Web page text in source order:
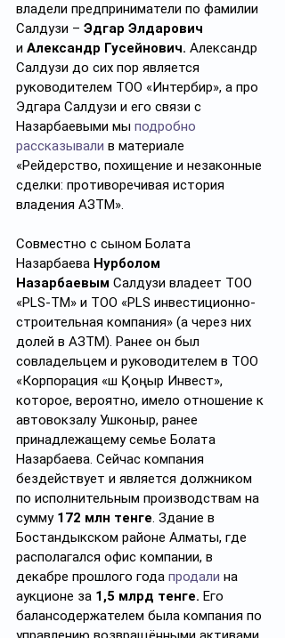
владели предприниматели по фамилии
Салдузи – Эдгар Элдарович
и Александр Гусейнович. Александр
Салдузи до сих пор является
руководителем ТОО «Интербир», а про
Эдгара Салдузи и его связи с
Назарбаевыми мы подробно
рассказывали в материале
«Рейдерство, похищение и незаконные
сделки: противоречивая история
владения АЗТМ».
Совместно с сыном Болата
Назарбаева Нурболом
Назарбаевым Салдузи владеет ТОО
«PLS-TM» и ТОО «PLS инвестиционно-
строительная компания» (а через них
долей в АЗТМ). Ранее он был
совладельцем и руководителем в ТОО
«Корпорация «Үш Қоңыр Инвест»,
которое, вероятно, имело отношение к
автовокзалу Ушконыр, ранее
принадлежащему семье Болата
Назарбаева. Сейчас компания
бездействует и является должником
по исполнительным производствам на
сумму 172 млн тенге. Здание в
Бостандыкском районе Алматы, где
располагался офис компании, в
декабре прошлого года продали на
аукционе за 1,5 млрд тенге. Его
балансодержателем была компания по